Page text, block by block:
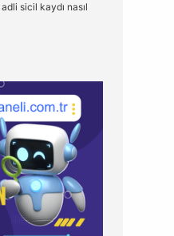
sicil kaydı nasıl